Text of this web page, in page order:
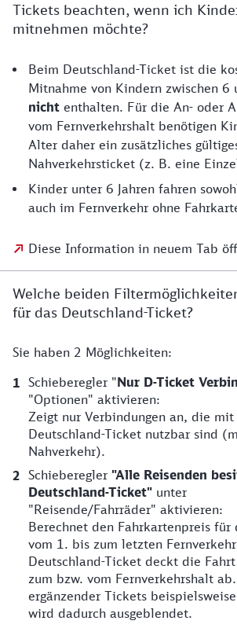
Tickets beachten, wenn ich
mitnehmen möchte?
Beim Deutschland-Ticket ist die
Mitnahme von Kindern zwischen 6
nicht enthalten. Für die An- oder
vom Fernverkehrshalt benötigen
Alter daher ein zusätzliches
Nahverkehrsticket (z. B. eine
Kinder unter 6 Jahren fahren
auch im Fernverkehr ohne
Diese Information in neuem Tab
Welche beiden
für das Deutschland-Ticket?
Sie haben 2 Möglichkeiten:
Schieberegler "Nur D-Ticket
"Optionen" aktivieren:
Zeigt nur Verbindungen an, die mit
Deutschland-Ticket nutzbar sind
Nahverkehr).
Schieberegler "Alle Reisenden
Deutschland-Ticket" unter
"Reisende/Fahrräder" aktivieren:
Berechnet den Fahrkartenpreis für
vom 1. bis zum letzten
Deutschland-Ticket deckt die
zum bzw. vom Fernverkehrshalt
ergänzender Tickets
wird dadurch ausgeblendet.